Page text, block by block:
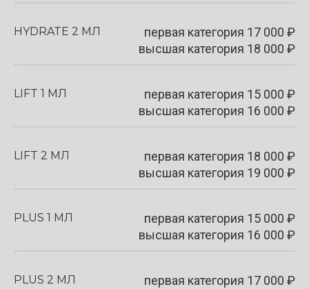
HYDRATE 2 МЛ первая категория 17 000 ₽
высшая категория 18 000 ₽
LIFT 1 МЛ первая категория 15 000 ₽
высшая категория 16 000 ₽
LIFT 2 МЛ первая категория 18 000 ₽
высшая категория 19 000 ₽
PLUS 1 МЛ первая категория 15 000 ₽
высшая категория 16 000 ₽
PLUS 2 МЛ первая категория 17 000 ₽